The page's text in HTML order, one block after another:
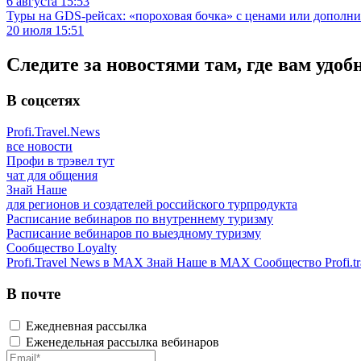
Туры на GDS-рейсах: «пороховая бочка» с ценами или
20 июля 15:51
Следите за новостями там, где вам
В соцсетях
Profi.Travel.News
все новости
Профи в трэвел тут
чат для общения
Знай Наше
для регионов и создателей российского турпродукта
Расписание вебинаров по внутреннему туризму
Расписание вебинаров по выездному туризму
Сообщество Loyalty
Profi.Travel News в MAX Знай Наше в MAX Сообщество
В почте
Ежедневная рассылка
Еженедельная рассылка вебинаров